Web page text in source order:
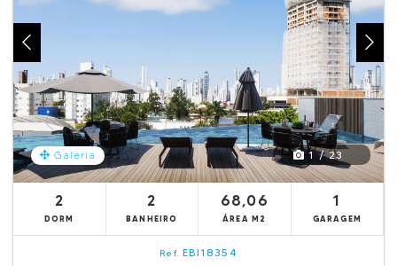
Galeria 1 / 23
2
DORM
2
BANHEIRO
68,06
ÁREA M2
1
GARAGEM
Ref. EBI18354